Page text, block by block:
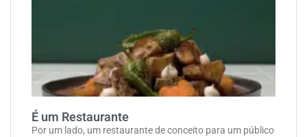
É um Restaurante
Por um lado, um restaurante de conceito para um público